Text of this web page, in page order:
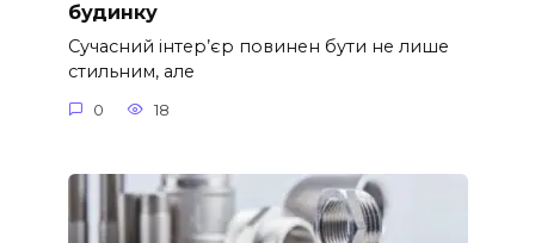
будинку
Сучасний інтер’єр повинен бути не лише
стильним, але
0 18